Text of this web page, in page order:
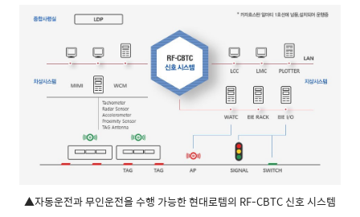
▲자동운전과 무인운전을 수행 가능한 현대로템의 RF-CBTC 신호 시스템